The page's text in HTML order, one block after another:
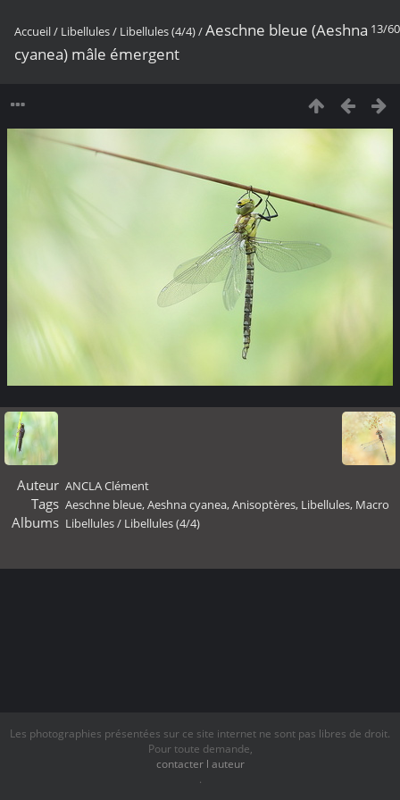
13/60
Accueil/ Libellules/ Libellules (4/4)/Aeschne bleue (Aeshna
cyanea) mâle émergent
Auteur ANCLA Clément
Tags Aeschne bleue,Aeshna cyanea,Anisoptères, Libellules, Macro
Albums Libellules/ Libellules (4/4)
Les photographies présentées sur ce site internet ne sont pas libres de droit.
Pour toute demande,
contacter l auteur
.